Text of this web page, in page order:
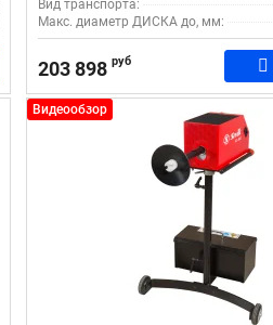
Вид транспорта:
Макс. диаметр ДИСКА до, мм:
203 898 руб
Видеообзор